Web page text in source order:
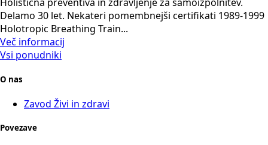
Holistična preventiva in zdravljenje za samoizpolnitev.
Delamo 30 let. Nekateri pomembnejši certifikati 1989-1999
Holotropic Breathing Train...
Več informacij
Vsi ponudniki
O nas
Zavod Živi in zdravi
Povezave